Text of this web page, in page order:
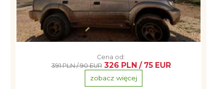
Cena od:
391 PLN / 90 EUR 326 PLN / 75 EUR
zobacz więcej